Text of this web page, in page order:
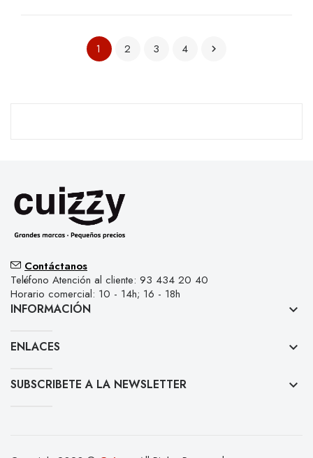
1 2 3 4 
Contáctanos
Teléfono Atención al cliente: 93 434 20 40
Horario comercial: 10 - 14h; 16 - 18h
INFORMACIÓN keyboard_arrow_down
ENLACES keyboard_arrow_down
SUBSCRIBETE A LA NEWSLETTER keyboard_arrow_down